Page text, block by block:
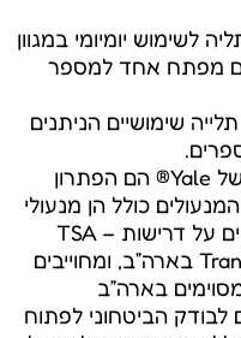
לשימוש יומיומי במגוון
מפתח אחד למספר
שימושיים הניתנים
מנעולי נסיעות: מנעולי הנסיעות של Yale® הם הפתרון
כולל הן מנעולי
מספרים רגילים והן מנעולים העונים על דרישות TSA –
Transport Security Administration בארה”ב, ומחוייבים
בארה”ב
לבודק הביטחוני לפתוח